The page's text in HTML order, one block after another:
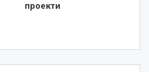
проекти